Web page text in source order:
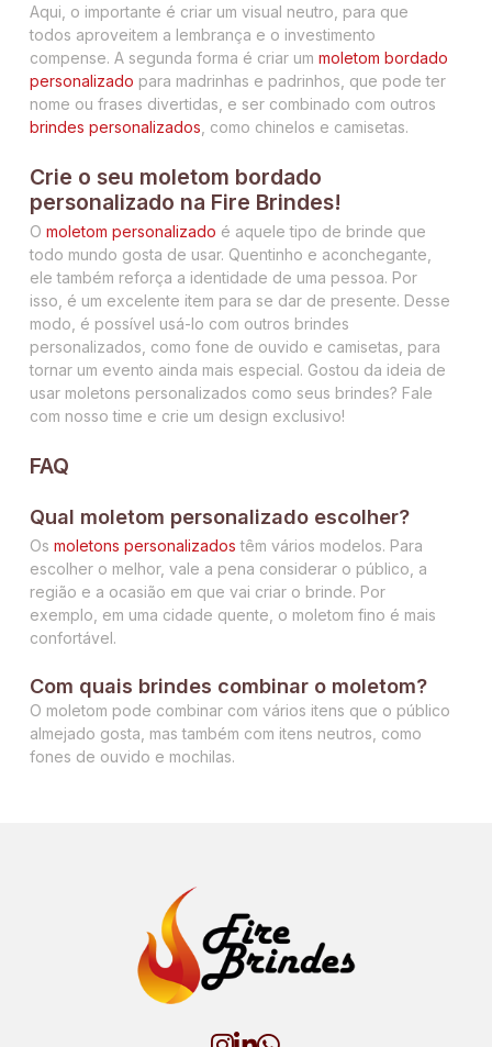
Aqui, o importante é criar um visual neutro, para que
todos aproveitem a lembrança e o investimento
compense. A segunda forma é criar um moletom bordado
personalizado para madrinhas e padrinhos, que pode ter
nome ou frases divertidas, e ser combinado com outros
brindes personalizados , como chinelos e camisetas.
Crie o seu moletom bordado
personalizado na Fire Brindes!
O moletom personalizado é aquele tipo de brinde que
todo mundo gosta de usar. Quentinho e aconchegante,
ele também reforça a identidade de uma pessoa. Por
isso, é um excelente item para se dar de presente. Desse
modo, é possível usá-lo com outros brindes
personalizados, como fone de ouvido e camisetas, para
tornar um evento ainda mais especial. Gostou da ideia de
usar moletons personalizados como seus brindes? Fale
com nosso time e crie um design exclusivo!
FAQ
Qual moletom personalizado escolher?
Os moletons personalizados têm vários modelos. Para
escolher o melhor, vale a pena considerar o público, a
região e a ocasião em que vai criar o brinde. Por
exemplo, em uma cidade quente, o moletom fino é mais
confortável.
Com quais brindes combinar o moletom?
O moletom pode combinar com vários itens que o público
almejado gosta, mas também com itens neutros, como
fones de ouvido e mochilas.